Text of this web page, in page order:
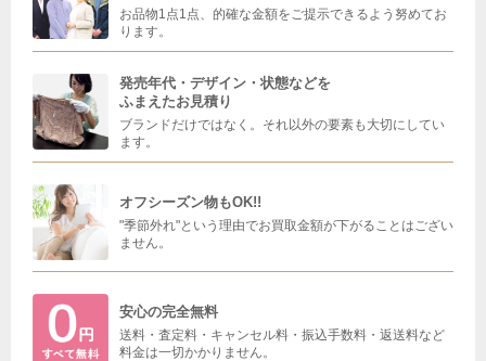
お品物1点1点、的確な金額をご提示できるよう努めてお
ります。
発売年代・デザイン・状態などを
ふまえたお見積り
ブランドだけではなく。それ以外の要素も大切にしてい
ます。
オフシーズン物もOK!!
"季節外れ"という理由でお買取金額が下がることはござい
ません。
安心の完全無料
送料・査定料・キャンセル料・振込手数料・返送料など
料金は一切かかりません。